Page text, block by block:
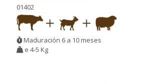
01402
Maduración 6 a 10 meses
e 4-5 Kg